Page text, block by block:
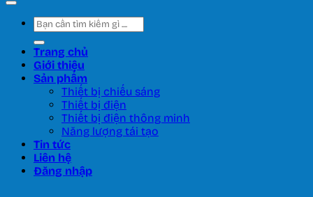
Tìm
kiếm:
Trang chủ
Giới thiệu
Sản phẩm
Thiết bị chiếu sáng
Thiết bị điện
Thiết bị điện thông minh
Năng lượng tái tạo
Tin tức
Liên hệ
Đăng nhập